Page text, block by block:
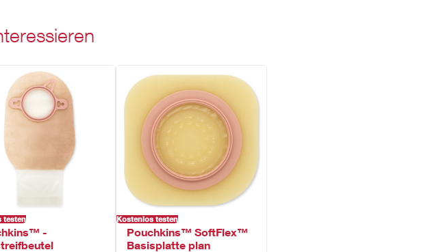
testen
-
Kostenlos testen
Pouchkins™ SoftFlex™
Basisplatte plan